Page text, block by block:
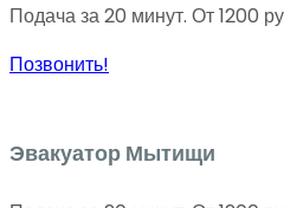
Подача за 20 минут. От 1200
Позвонить!
Эвакуатор Мытищи